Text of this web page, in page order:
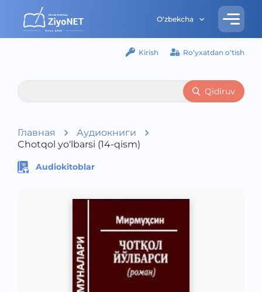
O‘zbekcha
Kirish Ro‘yxatdan o‘tish
Qidiruv
Главная
Аудиокниги
Chotqol yo‘lbarsi (14-qism)
Audiokitoblar